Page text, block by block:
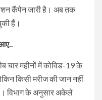
कैंपेन जारी है। अब तक
हैं।
चार महीनों में कोविड-19 के
किसी मरीज की जान नहीं
विभाग के अनुसार अकेले